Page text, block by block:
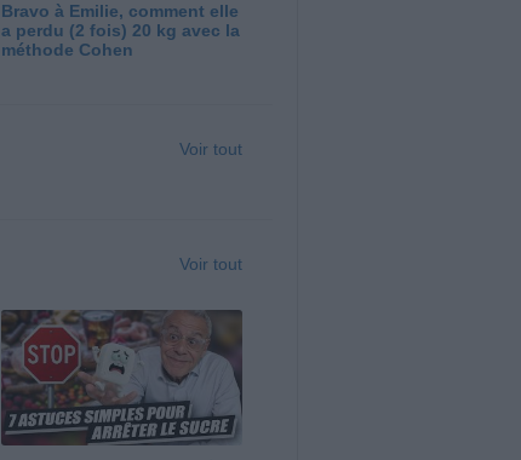
Bravo à Emilie, comment elle
a perdu (2 fois) 20 kg avec la
méthode Cohen
Voir tout
Voir tout